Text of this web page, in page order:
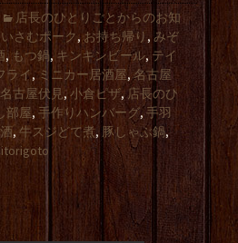
店長のひとりごとからのお知
いさむポーク,お持ち帰り , みぞ
,もつ鍋, キンキンビール, テイ
ライ,ミニカー居酒屋,名古屋
名古屋伏見,小倉ピザ, 店長のひ
部屋, 手作りハンバーグ,手羽
, 牛スジどて煮, 豚しゃぶ鍋,